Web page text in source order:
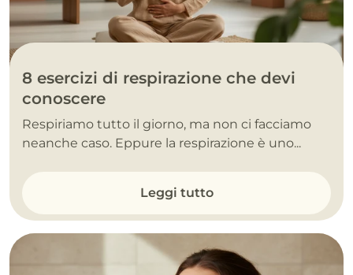
8 esercizi di respirazione che devi
conoscere
Respiriamo tutto il giorno, ma non ci facciamo
neanche caso. Eppure la respirazione è uno...
Leggi tutto